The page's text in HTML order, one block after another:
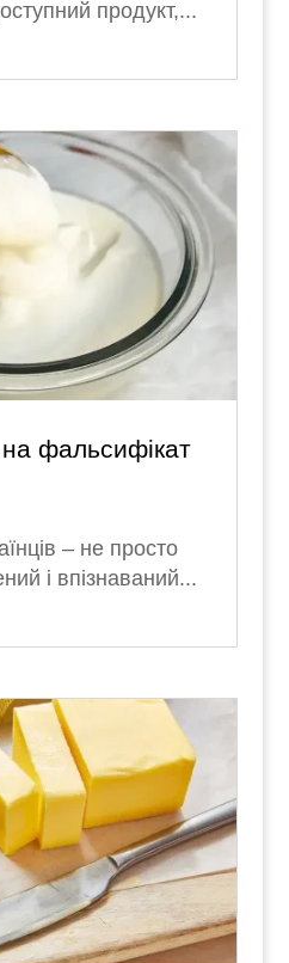
продукт,...
фальсифікат
– не просто
і впізнаваний...